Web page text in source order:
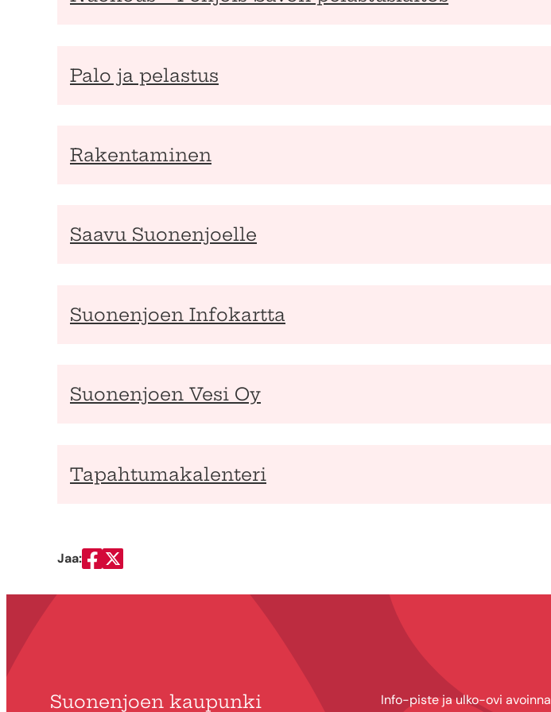
Palo ja pelastus
Rakentaminen
Saavu Suonenjoelle
Suonenjoen Infokartta
Suonenjoen Vesi Oy
Tapahtumakalenteri
Jaa:
Jaa Facebookissa
Jaa Twitterissä
Suonenjoen kaupunki
Info-piste ja ulko-ovi avoinna